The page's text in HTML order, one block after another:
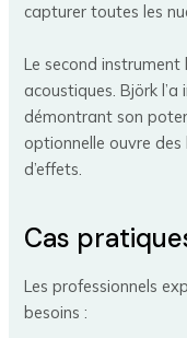
capturer toutes les
Le second
acoustiques. Björk
démontrant son
optionnelle ouvre des
d’effets.
Cas
Les professionnels
besoins :